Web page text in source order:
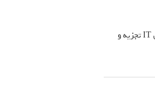
ارایه دوره بر مبنای آخرین نسخه منتشر شده توسط ALEXOS در سال 2016 تشریح سناریوهای عملی به همراه ارایه نمونه های واقعی پروژه های IT تجزیه و